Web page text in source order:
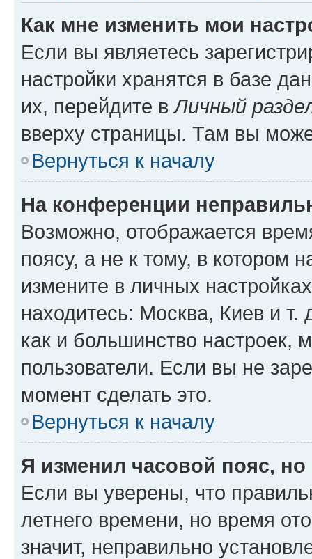
Как мне изменить мои
Если вы являетесь
настройки хранятся в базе
их, перейдите вЛичный
вверху страницы. Там вы
Вернуться к началу
На конференции
Возможно, отображается
поясу, а не к тому, в котором
измените в личных
находитесь: Москва, Киев и т.
как и большинство настроек,
пользователи. Если вы не
момент сделать это.
Вернуться к началу
Я изменил часовой пояс,
Если вы уверены, что
летнего времени, но время
значит, неправильно